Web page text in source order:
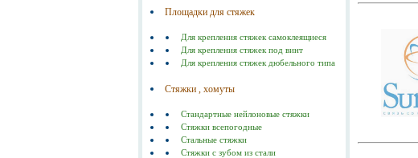
Площадки для стяжек
Для крепления стяжек самоклеящиеся
Для крепления стяжек под винт
Для крепления стяжек дюбельного типа
Стяжки , хомуты
Стандартные нейлоновые стяжки
Стяжки всепогодные
Стальные стяжки
Cтяжки с зубом из стали